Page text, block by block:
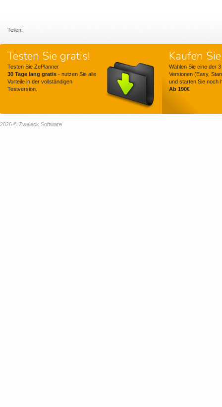
Teilen:
Testen Sie gratis!
Testen Sie ZePlanner
30 Tage lang gratis - nutzen Sie alle
Vorteile in der vollständigen
Testversion.
Kaufen
Wählen Sie eine der
Versionen (Easy,
und starten Sie noch
Ab 190€
2026 © Zweieck Software